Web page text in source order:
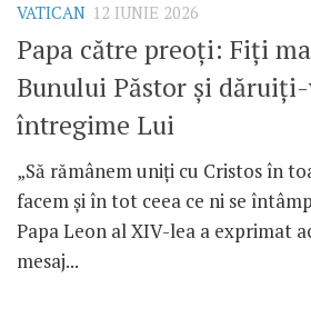
VATICAN 12 IUNIE 2026
Papa către preoți: Fiți
Bunului Păstor și
întregime Lui
„Să rămânem uniți cu Cristos în
facem și în tot ceea ce ni se
Papa Leon al XIV-lea a exprimat
mesaj...